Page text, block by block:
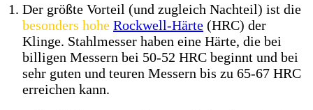
Der größte Vorteil (und zugleich Nachteil) ist die
besonders hohe Rockwell-Härte (HRC) der
Klinge. Stahlmesser haben eine Härte, die bei
billigen Messern bei 50-52 HRC beginnt und bei
sehr guten und teuren Messern bis zu 65-67 HRC
erreichen kann.